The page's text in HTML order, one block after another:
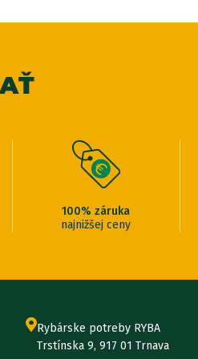
100% záruka
najnižšej ceny
Rybárske potreby RYBA
Trstínska 9, 917 01 Trnava